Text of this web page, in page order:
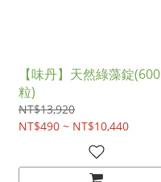
【味丹】天然綠藻錠(600
粒)
NT$13,920
NT$490 ~ NT$10,440